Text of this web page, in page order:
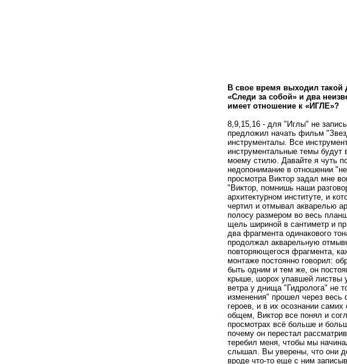
В свое время выходил такой
«Следи за собой» и два
имеет отношение к «ИГЛЕ»?
8,9,15,16 - для "Иглы" не
предложил начать фильм
инструменталы. Все
инструментальные темы будут
моему стилю. Давайте я чуть
недопонимание в отношении
просмотра Виктор задал мне
"Виктор, помнишь наши
архитектурном институте, и
чертил и отмывал акварелью
полосу размером во весь
щель шириной в сантиметр и
два фрагмента одинакового
продолжал акварельную
повторяющегося фрагмента,
монтаже постоянно говорил:
быть одним и тем же, он
крыше, шорох упавшей листвы
ветра у днища "Гидролога" не
изменения" прошел через весь
героев, и в их осознании
общем, Виктор все понял и
просмотрах всё больше и
почему он перестал
теребил меня, чтобы мы
слышал. Вы уверены, что они
вроде что-то еще с ним